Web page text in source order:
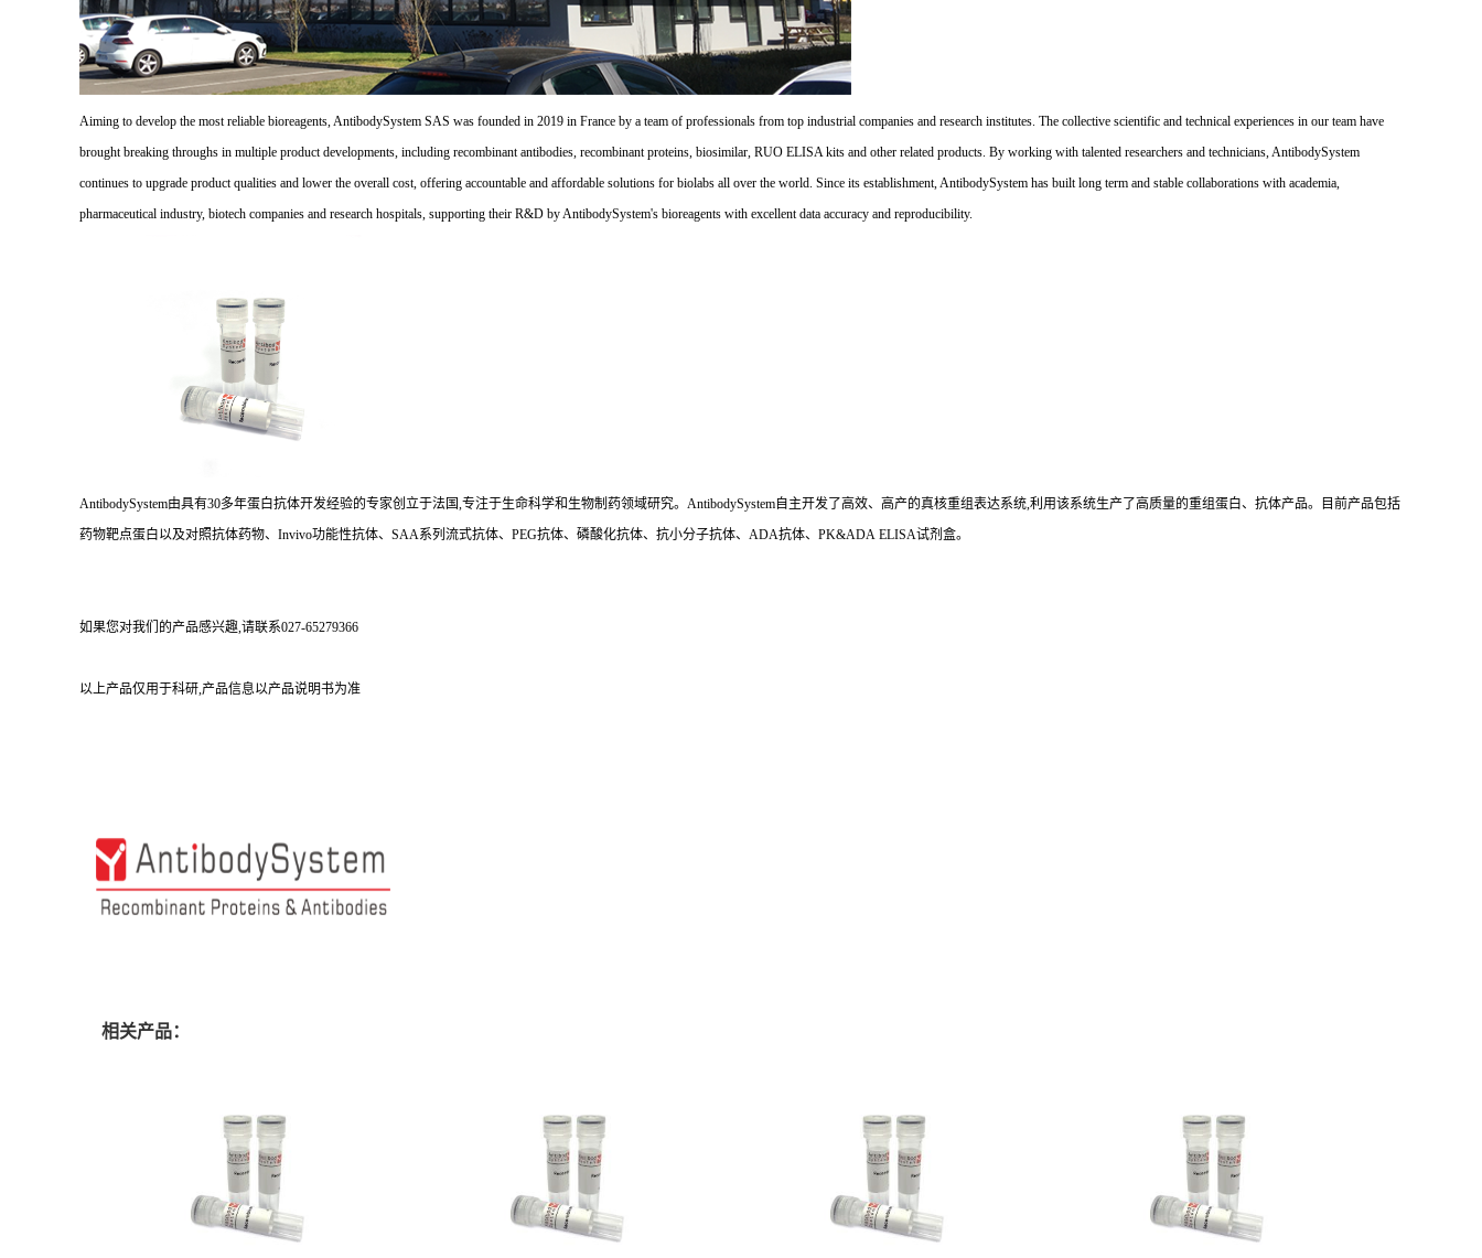
Aiming to develop the most reliable bioreagents, AntibodySystem SAS was founded in 2019 in France by a team of professionals from top industrial companies and research institutes. The collective scientific and technical experiences in our team have
brought breaking throughs in multiple product developments, including recombinant antibodies, recombinant proteins, biosimilar, RUO ELISA kits and other related products. By working with talented researchers and technicians, AntibodySystem
continues to upgrade product qualities and lower the overall cost, offering accountable and affordable solutions for biolabs all over the world. Since its establishment, AntibodySystem has built long term and stable collaborations with academia,
pharmaceutical industry, biotech companies and research hospitals, supporting their R&D by AntibodySystem's bioreagents with excellent data accuracy and reproducibility.
AntibodySystem由具有30多年蛋白抗体开发经验的专家创立于法国,专注于生命科学和生物制药领域研究。AntibodySystem自主开发了高效、高产的真核重组表达系统,利用该系统生产了高质量的重组蛋白、抗体产品。目前产品包括
药物靶点蛋白以及对照抗体药物、Invivo功能性抗体、SAA系列流式抗体、PEG抗体、磷酸化抗体、抗小分子抗体、ADA抗体、PK&ADA ELISA试剂盒。
如果您对我们的产品感兴趣,请联系027-65279366
以上产品仅用于科研,产品信息以产品说明书为准
相关产品：